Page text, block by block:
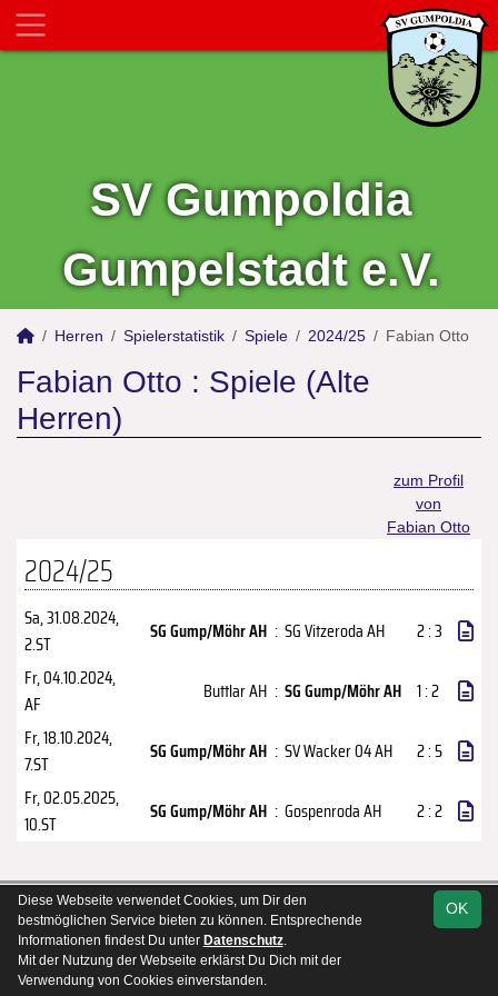
SV Gumpoldia
Gumpelstadt e.V.
Herren Spielerstatistik Spiele 2024/25 Fabian Otto
Fabian Otto : Spiele (Alte
Herren)
zum Profil
von
Fabian Otto
2024/25
Sa, 31.08.2024,
2.ST
SG Gump/Möhr AH : SG Vitzeroda AH
2 : 3
Fr, 04.10.2024,
AF
Buttlar AH : SG Gump/Möhr AH 1 : 2
Fr, 18.10.2024,
7.ST
SG Gump/Möhr AH : SV Wacker 04 AH
2 : 5
Fr, 02.05.2025,
10.ST
SG Gump/Möhr AH : Gospenroda AH 2 : 2
soccero.de
© 2006 - 2026
Kontakt Impressum Datenschutz
OK
Diese Webseite verwendet Cookies, um Dir den
bestmöglichen Service bieten zu können. Entsprechende
Informationen findest Du unter Datenschutz.
Mit der Nutzung der Webseite erklärst Du Dich mit der
Verwendung von Cookies einverstanden.